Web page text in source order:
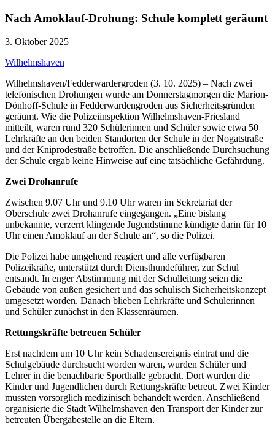
Nach Amoklauf-Drohung: Schule komplett geräumt
3. Oktober 2025 |
Wilhelmshaven
Wilhelmshaven/Fedderwardergroden (3. 10. 2025) – Nach zwei
telefonischen Drohungen wurde am Donnerstagmorgen die Marion-
Dönhoff-Schule in Fedderwardengroden aus Sicherheitsgründen
geräumt. Wie die Polizeiinspektion Wilhelmshaven-Friesland
mitteilt, waren rund 320 Schülerinnen und Schüler sowie etwa 50
Lehrkräfte an den beiden Standorten der Schule in der Nogatstraße
und der Kniprodestraße betroffen. Die anschließende Durchsuchung
der Schule ergab keine Hinweise auf eine tatsächliche Gefährdung.
Zwei Drohanrufe
Zwischen 9.07 Uhr und 9.10 Uhr waren im Sekretariat der
Oberschule zwei Drohanrufe eingegangen. „Eine bislang
unbekannte, verzerrt klingende Jugendstimme kündigte darin für 10
Uhr einen Amoklauf an der Schule an“, so die Polizei.
Die Polizei habe umgehend reagiert und alle verfügbaren
Polizeikräfte, unterstützt durch Diensthundeführer, zur Schul
entsandt. In enger Abstimmung mit der Schulleitung seien die
Gebäude von außen gesichert und das schulisch Sicherheitskonzept
umgesetzt worden. Danach blieben Lehrkräfte und Schülerinnen
und Schüler zunächst in den Klassenräumen.
Rettungskräfte betreuen Schüler
Erst nachdem um 10 Uhr kein Schadensereignis eintrat und die
Schulgebäude durchsucht worden waren, wurden Schüler und
Lehrer in die benachbarte Sporthalle gebracht. Dort wurden die
Kinder und Jugendlichen durch Rettungskräfte betreut. Zwei Kinder
mussten vorsorglich medizinisch behandelt werden. Anschließend
organisierte die Stadt Wilhelmshaven den Transport der Kinder zur
betreuten Übergabestelle an die Eltern.